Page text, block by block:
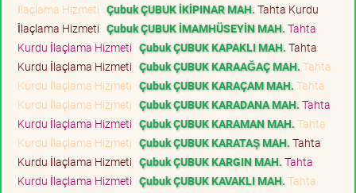
İlaçlama Hizmeti Çubuk ÇUBUK İKİPINAR MAH. Tahta Kurdu
İlaçlama Hizmeti Çubuk ÇUBUK İMAMHÜSEYİN MAH. Tahta
Kurdu İlaçlama Hizmeti Çubuk ÇUBUK KAPAKLI MAH. Tahta
Kurdu İlaçlama Hizmeti Çubuk ÇUBUK KARAAĞAÇ MAH. Tahta
Kurdu İlaçlama Hizmeti Çubuk ÇUBUK KARAÇAM MAH. Tahta
Kurdu İlaçlama Hizmeti Çubuk ÇUBUK KARADANA MAH. Tahta
Kurdu İlaçlama Hizmeti Çubuk ÇUBUK KARAMAN MAH. Tahta
Kurdu İlaçlama Hizmeti Çubuk ÇUBUK KARATAŞ MAH. Tahta
Kurdu İlaçlama Hizmeti Çubuk ÇUBUK KARGIN MAH. Tahta
Kurdu İlaçlama Hizmeti Çubuk ÇUBUK KAVAKLI MAH. Tahta